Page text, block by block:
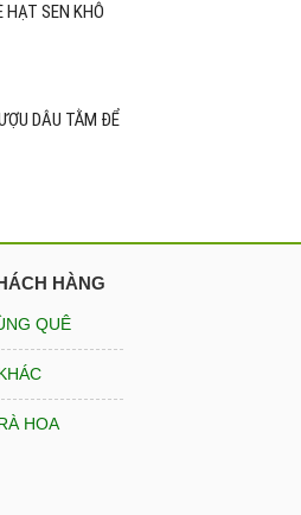
HẠT SEN KHÔ
DÂU TẰM ĐỂ
HÀNG
QUÊ
HOA